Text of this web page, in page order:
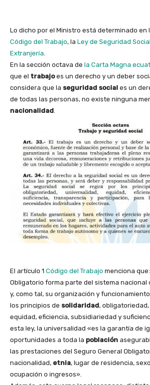
Lo dicho por el Ministro está determinado en
Código del Trabajo, la Ley de Seguridad Social
Extranjería.
En la sección octava de la Carta Magna
que el trabajoes un derecho y un deber
considera que la seguridad social es un
de todas las personas, no existe ninguna
nacionalidad.
El artículo 1 Código del Trabajo menciona
Obligatorio forma parte del sistema nacional
y, como tal, su organización y
los principios de solidaridad,
equidad, eficiencia, subsidiariedad y
esta ley, la universalidad «es la garantía de
oportunidades a toda la población
las prestaciones del Seguro General
nacionalidad, etnia, lugar de residencia,
ocupación o ingresos».